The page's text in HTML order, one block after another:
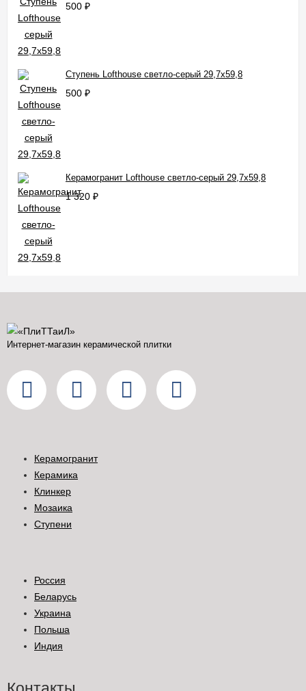
500 ₽
Ступень Lofthouse светло-серый 29,7x59,8
500 ₽
Керамогранит Lofthouse светло-серый 29,7x59,8
1 320 ₽
Интернет-магазин керамической плитки
Керамогранит
Керамика
Клинкер
Мозаика
Ступени
Россия
Беларусь
Украина
Польша
Индия